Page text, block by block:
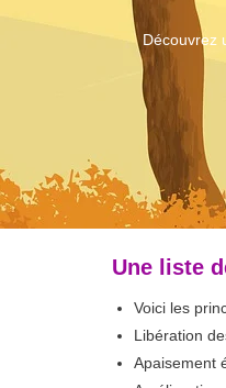
Découvrez
Une liste
Voici les
Libération
Apaisement